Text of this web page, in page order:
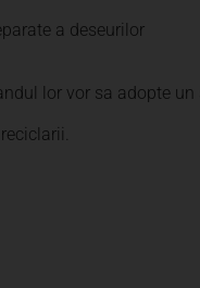
a deseurilor
lor vor sa adopte